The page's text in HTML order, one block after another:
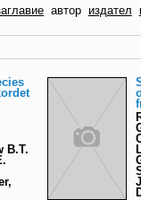
автор издател
B.T.